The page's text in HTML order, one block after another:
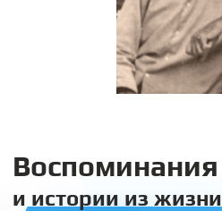
Воспоминания
и истории из жизни